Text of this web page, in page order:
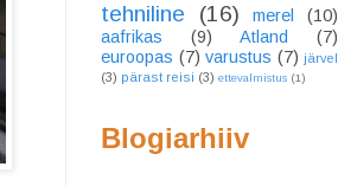
tehniline
(16) merel
(10)
aafrikas
(9) Atland
(7)
euroopas (7) varustus (7) järvel
(3) pärast reisi (3) ettevalmistus (1)
Blogiarhiiv